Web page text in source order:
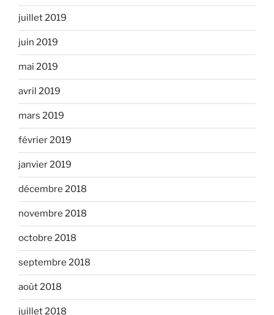
juillet 2019
juin 2019
mai 2019
avril 2019
mars 2019
février 2019
janvier 2019
décembre 2018
novembre 2018
octobre 2018
septembre 2018
août 2018
juillet 2018